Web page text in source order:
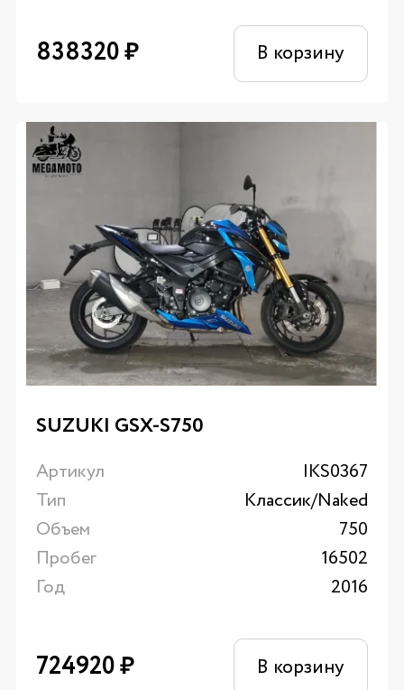
838320₽ В корзину
SUZUKI GSX-S750
Артикул
IKS0367
Тип
Классик/Naked
Объем
750
Пробег
16502
Год
2016
724920₽ В корзину